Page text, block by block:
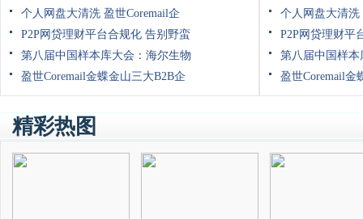
个人网盘大清洗 盈世Coremail企
P2P网贷理财平台合规化 告别野蛮
第八届中国样本库大会：海尔生物
盈世Coremail金蝶金山三大B2B企
个人网盘大清洗
P2P网贷理财平
第八届中国样
盈世Coremail金
精彩热图